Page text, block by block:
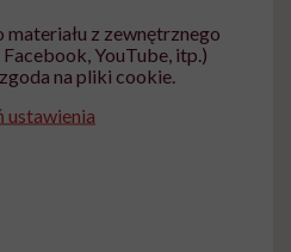
z zewnętrznego
YouTube, itp.)
na pliki cookie.
ustawienia